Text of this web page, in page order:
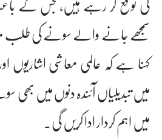
سمجھے جانے والے سونے کی طلب
کہنا ہے کہ عالمی معاشی اشاریوں
میں تبدیلیاں آئندہ دنوں میں
میں اہم کردار ادا کریں گی۔